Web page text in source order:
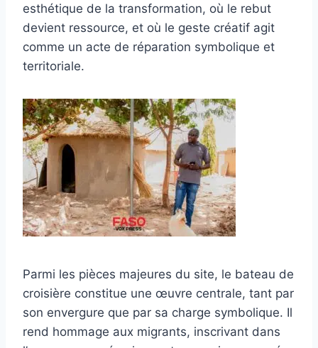
esthétique de la transformation, où le rebut
devient ressource, et où le geste créatif agit
comme un acte de réparation symbolique et
territoriale.
Parmi les pièces majeures du site, le bateau de
croisière constitue une œuvre centrale, tant par
son envergure que par sa charge symbolique. Il
rend hommage aux migrants, inscrivant dans